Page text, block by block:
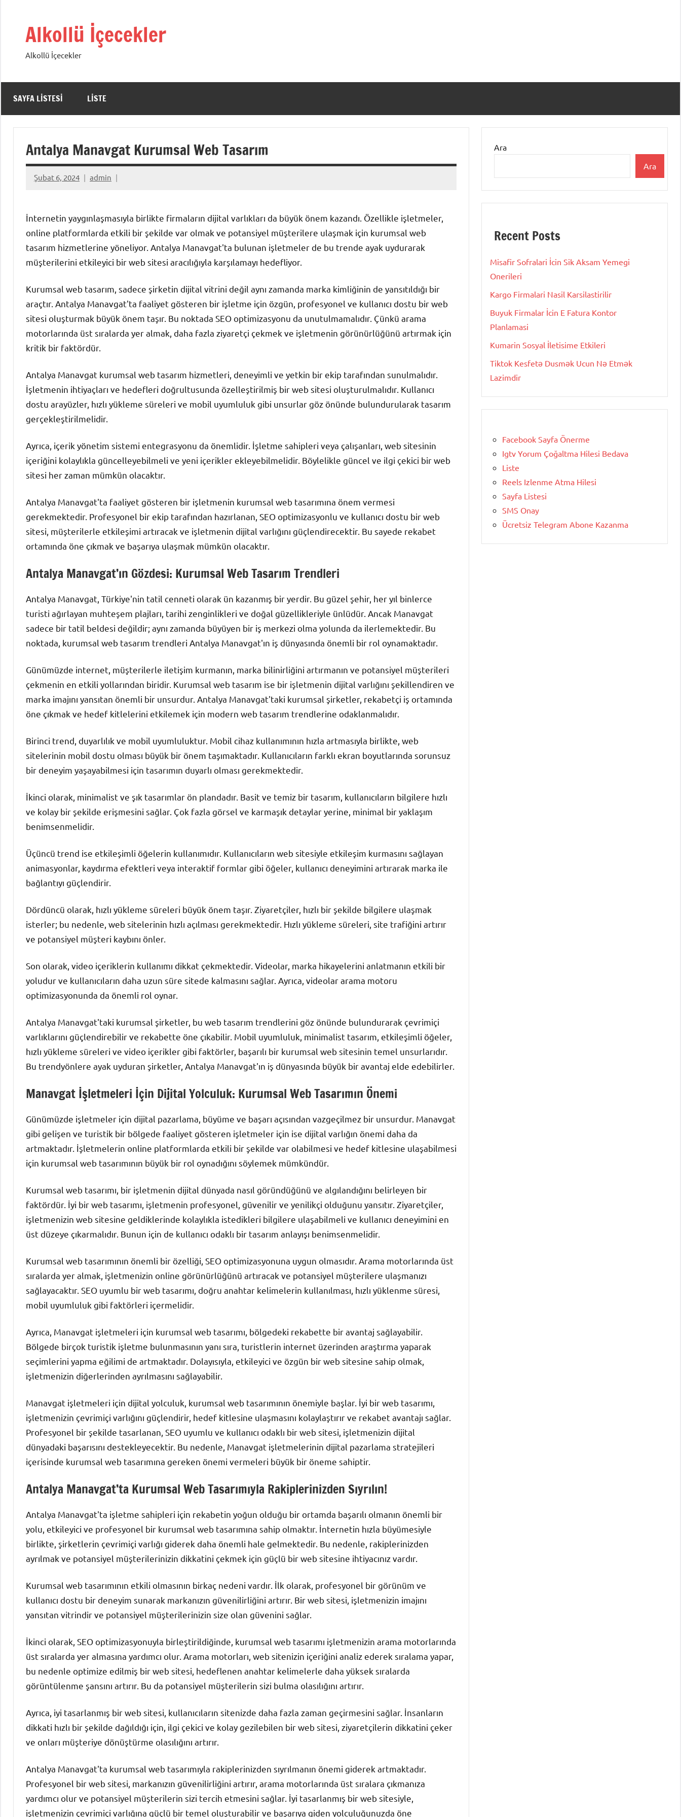
Alkollü İçecekler
Alkollü İçecekler
SAYFA LISTESI LISTE
Antalya Manavgat Kurumsal Web Tasarım
Şubat 6, 2024 admin
İnternetin yaygınlaşmasıyla birlikte firmaların dijital varlıkları da büyük önem kazandı. Özellikle işletmeler,
online platformlarda etkili bir şekilde var olmak ve potansiyel müşterilere ulaşmak için kurumsal web
tasarım hizmetlerine yöneliyor. Antalya Manavgat'ta bulunan işletmeler de bu trende ayak uydurarak
müşterilerini etkileyici bir web sitesi aracılığıyla karşılamayı hedefliyor.
Kurumsal web tasarım, sadece şirketin dijital vitrini değil aynı zamanda marka kimliğinin de yansıtıldığı bir
araçtır. Antalya Manavgat'ta faaliyet gösteren bir işletme için özgün, profesyonel ve kullanıcı dostu bir web
sitesi oluşturmak büyük önem taşır. Bu noktada SEO optimizasyonu da unutulmamalıdır. Çünkü arama
motorlarında üst sıralarda yer almak, daha fazla ziyaretçi çekmek ve işletmenin görünürlüğünü artırmak için
kritik bir faktördür.
Antalya Manavgat kurumsal web tasarım hizmetleri, deneyimli ve yetkin bir ekip tarafından sunulmalıdır.
İşletmenin ihtiyaçları ve hedefleri doğrultusunda özelleştirilmiş bir web sitesi oluşturulmalıdır. Kullanıcı
dostu arayüzler, hızlı yükleme süreleri ve mobil uyumluluk gibi unsurlar göz önünde bulundurularak tasarım
gerçekleştirilmelidir.
Ayrıca, içerik yönetim sistemi entegrasyonu da önemlidir. İşletme sahipleri veya çalışanları, web sitesinin
içeriğini kolaylıkla güncelleyebilmeli ve yeni içerikler ekleyebilmelidir. Böylelikle güncel ve ilgi çekici bir web
sitesi her zaman mümkün olacaktır.
Antalya Manavgat'ta faaliyet gösteren bir işletmenin kurumsal web tasarımına önem vermesi
gerekmektedir. Profesyonel bir ekip tarafından hazırlanan, SEO optimizasyonlu ve kullanıcı dostu bir web
sitesi, müşterilerle etkileşimi artıracak ve işletmenin dijital varlığını güçlendirecektir. Bu sayede rekabet
ortamında öne çıkmak ve başarıya ulaşmak mümkün olacaktır.
Antalya Manavgat’ın Gözdesi: Kurumsal Web Tasarım Trendleri
Antalya Manavgat, Türkiye'nin tatil cenneti olarak ün kazanmış bir yerdir. Bu güzel şehir, her yıl binlerce
turisti ağırlayan muhteşem plajları, tarihi zenginlikleri ve doğal güzellikleriyle ünlüdür. Ancak Manavgat
sadece bir tatil beldesi değildir; aynı zamanda büyüyen bir iş merkezi olma yolunda da ilerlemektedir. Bu
noktada, kurumsal web tasarım trendleri Antalya Manavgat'ın iş dünyasında önemli bir rol oynamaktadır.
Günümüzde internet, müşterilerle iletişim kurmanın, marka bilinirliğini artırmanın ve potansiyel müşterileri
çekmenin en etkili yollarından biridir. Kurumsal web tasarım ise bir işletmenin dijital varlığını şekillendiren ve
marka imajını yansıtan önemli bir unsurdur. Antalya Manavgat'taki kurumsal şirketler, rekabetçi iş ortamında
öne çıkmak ve hedef kitlelerini etkilemek için modern web tasarım trendlerine odaklanmalıdır.
Birinci trend, duyarlılık ve mobil uyumluluktur. Mobil cihaz kullanımının hızla artmasıyla birlikte, web
sitelerinin mobil dostu olması büyük bir önem taşımaktadır. Kullanıcıların farklı ekran boyutlarında sorunsuz
bir deneyim yaşayabilmesi için tasarımın duyarlı olması gerekmektedir.
İkinci olarak, minimalist ve şık tasarımlar ön plandadır. Basit ve temiz bir tasarım, kullanıcıların bilgilere hızlı
ve kolay bir şekilde erişmesini sağlar. Çok fazla görsel ve karmaşık detaylar yerine, minimal bir yaklaşım
benimsenmelidir.
Üçüncü trend ise etkileşimli öğelerin kullanımıdır. Kullanıcıların web sitesiyle etkileşim kurmasını sağlayan
animasyonlar, kaydırma efektleri veya interaktif formlar gibi öğeler, kullanıcı deneyimini artırarak marka ile
bağlantıyı güçlendirir.
Dördüncü olarak, hızlı yükleme süreleri büyük önem taşır. Ziyaretçiler, hızlı bir şekilde bilgilere ulaşmak
isterler; bu nedenle, web sitelerinin hızlı açılması gerekmektedir. Hızlı yükleme süreleri, site trafiğini artırır
ve potansiyel müşteri kaybını önler.
Son olarak, video içeriklerin kullanımı dikkat çekmektedir. Videolar, marka hikayelerini anlatmanın etkili bir
yoludur ve kullanıcıların daha uzun süre sitede kalmasını sağlar. Ayrıca, videolar arama motoru
optimizasyonunda da önemli rol oynar.
Antalya Manavgat'taki kurumsal şirketler, bu web tasarım trendlerini göz önünde bulundurarak çevrimiçi
varlıklarını güçlendirebilir ve rekabette öne çıkabilir. Mobil uyumluluk, minimalist tasarım, etkileşimli öğeler,
hızlı yükleme süreleri ve video içerikler gibi faktörler, başarılı bir kurumsal web sitesinin temel unsurlarıdır.
Bu trendyönlere ayak uyduran şirketler, Antalya Manavgat'ın iş dünyasında büyük bir avantaj elde edebilirler.
Manavgat İşletmeleri İçin Dijital Yolculuk: Kurumsal Web Tasarımın Önemi
Günümüzde işletmeler için dijital pazarlama, büyüme ve başarı açısından vazgeçilmez bir unsurdur. Manavgat
gibi gelişen ve turistik bir bölgede faaliyet gösteren işletmeler için ise dijital varlığın önemi daha da
artmaktadır. İşletmelerin online platformlarda etkili bir şekilde var olabilmesi ve hedef kitlesine ulaşabilmesi
için kurumsal web tasarımının büyük bir rol oynadığını söylemek mümkündür.
Kurumsal web tasarımı, bir işletmenin dijital dünyada nasıl göründüğünü ve algılandığını belirleyen bir
faktördür. İyi bir web tasarımı, işletmenin profesyonel, güvenilir ve yenilikçi olduğunu yansıtır. Ziyaretçiler,
işletmenizin web sitesine geldiklerinde kolaylıkla istedikleri bilgilere ulaşabilmeli ve kullanıcı deneyimini en
üst düzeye çıkarmalıdır. Bunun için de kullanıcı odaklı bir tasarım anlayışı benimsenmelidir.
Kurumsal web tasarımının önemli bir özelliği, SEO optimizasyonuna uygun olmasıdır. Arama motorlarında üst
sıralarda yer almak, işletmenizin online görünürlüğünü artıracak ve potansiyel müşterilere ulaşmanızı
sağlayacaktır. SEO uyumlu bir web tasarımı, doğru anahtar kelimelerin kullanılması, hızlı yüklenme süresi,
mobil uyumluluk gibi faktörleri içermelidir.
Ayrıca, Manavgat işletmeleri için kurumsal web tasarımı, bölgedeki rekabette bir avantaj sağlayabilir.
Bölgede birçok turistik işletme bulunmasının yanı sıra, turistlerin internet üzerinden araştırma yaparak
seçimlerini yapma eğilimi de artmaktadır. Dolayısıyla, etkileyici ve özgün bir web sitesine sahip olmak,
işletmenizin diğerlerinden ayrılmasını sağlayabilir.
Manavgat işletmeleri için dijital yolculuk, kurumsal web tasarımının önemiyle başlar. İyi bir web tasarımı,
işletmenizin çevrimiçi varlığını güçlendirir, hedef kitlesine ulaşmasını kolaylaştırır ve rekabet avantajı sağlar.
Profesyonel bir şekilde tasarlanan, SEO uyumlu ve kullanıcı odaklı bir web sitesi, işletmenizin dijital
dünyadaki başarısını destekleyecektir. Bu nedenle, Manavgat işletmelerinin dijital pazarlama stratejileri
içerisinde kurumsal web tasarımına gereken önemi vermeleri büyük bir öneme sahiptir.
Antalya Manavgat’ta Kurumsal Web Tasarımıyla Rakiplerinizden Sıyrılın!
Antalya Manavgat'ta işletme sahipleri için rekabetin yoğun olduğu bir ortamda başarılı olmanın önemli bir
yolu, etkileyici ve profesyonel bir kurumsal web tasarımına sahip olmaktır. İnternetin hızla büyümesiyle
birlikte, şirketlerin çevrimiçi varlığı giderek daha önemli hale gelmektedir. Bu nedenle, rakiplerinizden
ayrılmak ve potansiyel müşterilerinizin dikkatini çekmek için güçlü bir web sitesine ihtiyacınız vardır.
Kurumsal web tasarımının etkili olmasının birkaç nedeni vardır. İlk olarak, profesyonel bir görünüm ve
kullanıcı dostu bir deneyim sunarak markanızın güvenilirliğini artırır. Bir web sitesi, işletmenizin imajını
yansıtan vitrindir ve potansiyel müşterilerinizin size olan güvenini sağlar.
İkinci olarak, SEO optimizasyonuyla birleştirildiğinde, kurumsal web tasarımı işletmenizin arama motorlarında
üst sıralarda yer almasına yardımcı olur. Arama motorları, web sitenizin içeriğini analiz ederek sıralama yapar,
bu nedenle optimize edilmiş bir web sitesi, hedeflenen anahtar kelimelerle daha yüksek sıralarda
görüntülenme şansını artırır. Bu da potansiyel müşterilerin sizi bulma olasılığını artırır.
Ayrıca, iyi tasarlanmış bir web sitesi, kullanıcıların sitenizde daha fazla zaman geçirmesini sağlar. İnsanların
dikkati hızlı bir şekilde dağıldığı için, ilgi çekici ve kolay gezilebilen bir web sitesi, ziyaretçilerin dikkatini çeker
ve onları müşteriye dönüştürme olasılığını artırır.
Antalya Manavgat'ta kurumsal web tasarımıyla rakiplerinizden sıyrılmanın önemi giderek artmaktadır.
Profesyonel bir web sitesi, markanızın güvenilirliğini artırır, arama motorlarında üst sıralara çıkmanıza
yardımcı olur ve potansiyel müşterilerin sizi tercih etmesini sağlar. İyi tasarlanmış bir web sitesiyle,
işletmenizin çevrimiçi varlığına güçlü bir temel oluşturabilir ve başarıya giden yolculuğunuzda öne
Ara
Ara
Recent Posts
Misafir Sofralari İcin Sik Aksam Yemegi
Onerileri
Kargo Firmalari Nasil Karsilastirilir
Buyuk Firmalar İcin E Fatura Kontor
Planlamasi
Kumarin Sosyal İletisime Etkileri
Tiktok Kesfetə Dusmək Ucun Nə Etmək
Lazimdir
Facebook Sayfa Önerme
Igtv Yorum Çoğaltma Hilesi Bedava
Liste
Reels Izlenme Atma Hilesi
Sayfa Listesi
SMS Onay
Ücretsiz Telegram Abone Kazanma